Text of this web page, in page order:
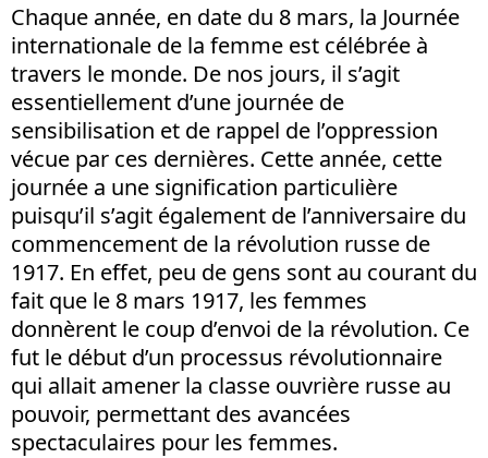
Chaque année, en date du 8 mars, la Journée
internationale de la femme est célébrée à
travers le monde. De nos jours, il s’agit
essentiellement d’une journée de
sensibilisation et de rappel de l’oppression
vécue par ces dernières. Cette année, cette
journée a une signification particulière
puisqu’il s’agit également de l’anniversaire du
commencement de la révolution russe de
1917. En effet, peu de gens sont au courant du
fait que le 8 mars 1917, les femmes
donnèrent le coup d’envoi de la révolution. Ce
fut le début d’un processus révolutionnaire
qui allait amener la classe ouvrière russe au
pouvoir, permettant des avancées
spectaculaires pour les femmes.